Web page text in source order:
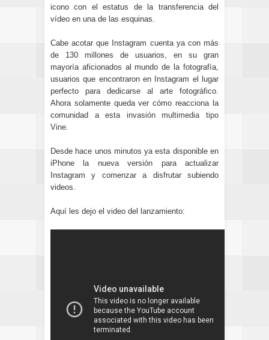
icono con el estatus de la transferencia del
vídeo en una de las esquinas.
Cabe acotar que Instagram cuenta ya con más
de 130 millones de usuarios, en su gran
mayoría aficionados al mundo de la fotografía,
usuarios que encontraron en Instagram el lugar
perfecto para dedicarse al arte fotográfico.
Ahora solamente queda ver cómo reacciona la
comunidad a esta invasión multimedia tipo
Vine
Desde hace unos minutos ya esta disponible en
iPhone la nueva versión para actualizar
Instagram y comenzar a disfrutar subiendo
videos.
Aquí les dejo el video del lanzamiento: